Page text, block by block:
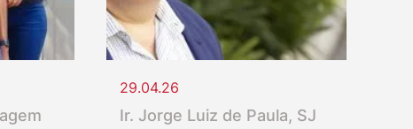
29.04.26
Ir. Jorge Luiz de Paula, SJ